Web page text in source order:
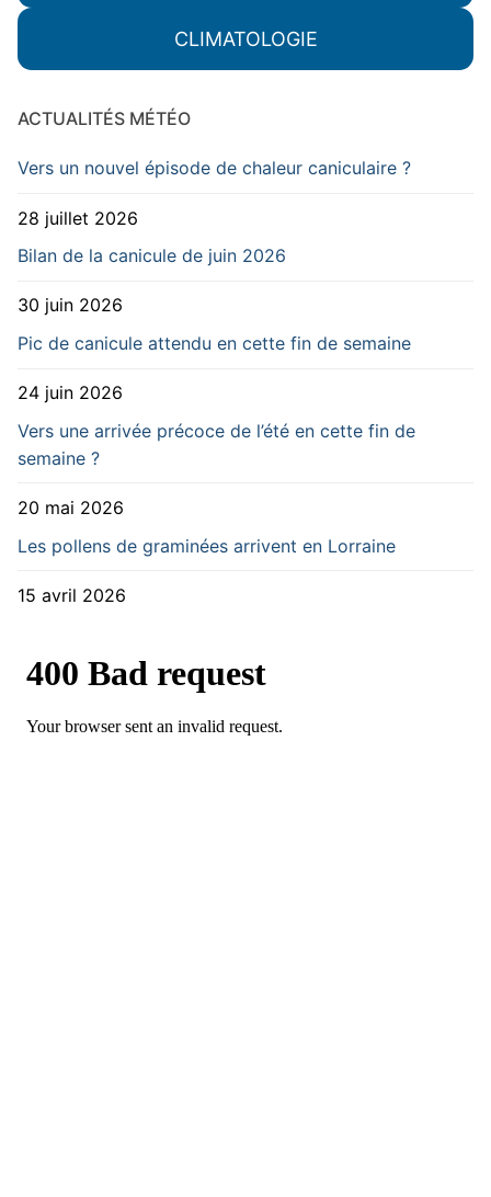
CLIMATOLOGIE
ACTUALITÉS MÉTÉO
Vers un nouvel épisode de chaleur caniculaire ?
28 juillet 2026
Bilan de la canicule de juin 2026
30 juin 2026
Pic de canicule attendu en cette fin de semaine
24 juin 2026
Vers une arrivée précoce de l’été en cette fin de
semaine ?
20 mai 2026
Les pollens de graminées arrivent en Lorraine
15 avril 2026